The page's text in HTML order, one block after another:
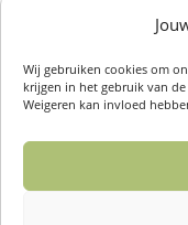
Wij gebruiken cookies om
krijgen in het gebruik van
Weigeren kan invloed
Thinking of you – A
€14,95
Toevoegen aan